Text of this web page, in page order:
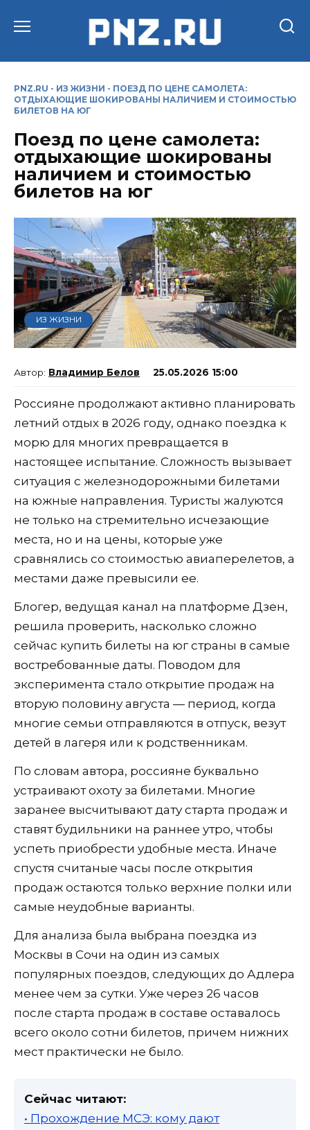
PNZ.RU - ИЗ ЖИЗНИ - ПОЕЗД ПО ЦЕНЕ САМОЛЕТА:
ОТДЫХАЮЩИЕ ШОКИРОВАНЫ НАЛИЧИЕМ И СТОИМОСТЬЮ
БИЛЕТОВ НА ЮГ
Поезд по цене самолета:
отдыхающие шокированы
наличием и стоимостью
билетов на юг
ИЗ ЖИЗНИ
Владимир Белов 25.05.2026 15:00
Россияне продолжают активно планировать
летний отдых в 2026 году, однако поездка к
морю для многих превращается в
настоящее испытание. Сложность вызывает
ситуация с железнодорожными билетами
на южные направления. Туристы жалуются
не только на стремительно исчезающие
места, но и на цены, которые уже
сравнялись со стоимостью авиаперелетов, а
местами даже превысили ее.
Блогер, ведущая канал на платформе Дзен,
решила проверить, насколько сложно
сейчас купить билеты на юг страны в самые
востребованные даты. Поводом для
эксперимента стало открытие продаж на
вторую половину августа — период, когда
многие семьи отправляются в отпуск, везут
детей в лагеря или к родственникам.
По словам автора, россияне буквально
устраивают охоту за билетами. Многие
заранее высчитывают дату старта продаж и
ставят будильники на раннее утро, чтобы
успеть приобрести удобные места. Иначе
спустя считаные часы после открытия
продаж остаются только верхние полки или
самые неудобные варианты.
Для анализа была выбрана поездка из
Москвы в Сочи на один из самых
популярных поездов, следующих до Адлера
менее чем за сутки. Уже через 26 часов
после старта продаж в составе оставалось
всего около сотни билетов, причем нижних
мест практически не было.
Сейчас читают:
• Прохождение МСЭ: кому дают